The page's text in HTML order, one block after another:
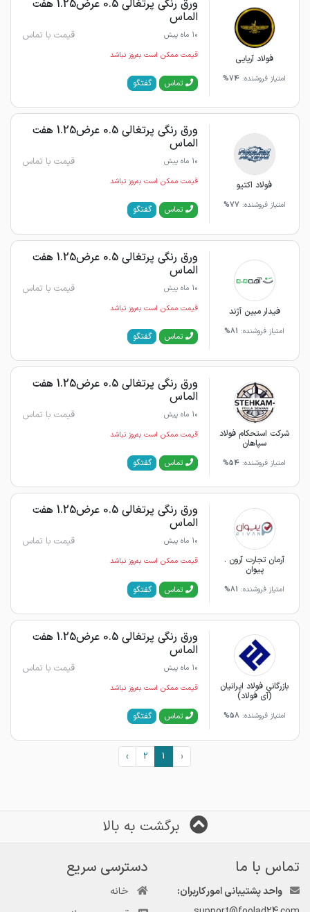
فولاد آریایی
امتیاز فروشنده: 74%
ورق رنگی پرتغالی 0.5 عرض1.25 هفت
الماس
10 ماه پیش قیمت با تماس
قیمت ممکن است به‌روز نباشد
تماس گفتگو
فولاد اکتیو
امتیاز فروشنده: 77%
ورق رنگی پرتغالی 0.5 عرض1.25 هفت
الماس
10 ماه پیش قیمت با تماس
قیمت ممکن است به‌روز نباشد
تماس گفتگو
فیدار مبین آژند
امتیاز فروشنده: 81%
ورق رنگی پرتغالی 0.5 عرض1.25 هفت
الماس
10 ماه پیش قیمت با تماس
قیمت ممکن است به‌روز نباشد
تماس گفتگو
شرکت استحکام فولاد
سپاهان
امتیاز فروشنده: 54%
ورق رنگی پرتغالی 0.5 عرض1.25 هفت
الماس
10 ماه پیش قیمت با تماس
قیمت ممکن است به‌روز نباشد
تماس گفتگو
آرمان تجارت آرون .
پیوان
امتیاز فروشنده: 81%
ورق رنگی پرتغالی 0.5 عرض1.25 هفت
الماس
10 ماه پیش قیمت با تماس
قیمت ممکن است به‌روز نباشد
تماس گفتگو
بازرگانی فولاد ایرانیان
(آی فولاد)
امتیاز فروشنده: 58%
ورق رنگی پرتغالی 0.5 عرض1.25 هفت
الماس
10 ماه پیش قیمت با تماس
قیمت ممکن است به‌روز نباشد
تماس گفتگو
‹
1
2
›
برگشت به بالا
تماس با ما
واحد پشتیبانی امور کاربران:
دسترسی سریع
خانه